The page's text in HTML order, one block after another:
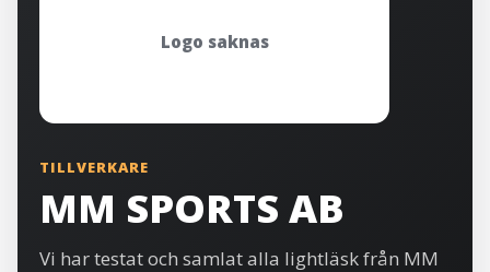
Logo saknas
TILLVERKARE
MM SPORTS AB
Vi har testat och samlat alla lightläsk från MM